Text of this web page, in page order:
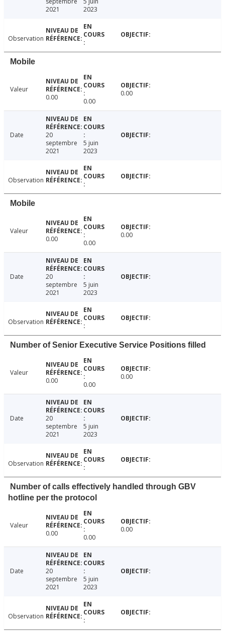
2021
2023
Observation
Mobile
Valeur
0.00
0.00
0.00
Date
20
septembre
2021
5 juin
2023
Observation
Mobile
Valeur
0.00
0.00
0.00
Date
20
septembre
2021
5 juin
2023
Observation
Number of Senior Executive Service Positions filled
Valeur
0.00
0.00
0.00
Date
20
septembre
2021
5 juin
2023
Observation
Number of calls effectively handled through GBV
hotline per the protocol
Valeur
0.00
0.00
0.00
Date
20
septembre
2021
5 juin
2023
Observation